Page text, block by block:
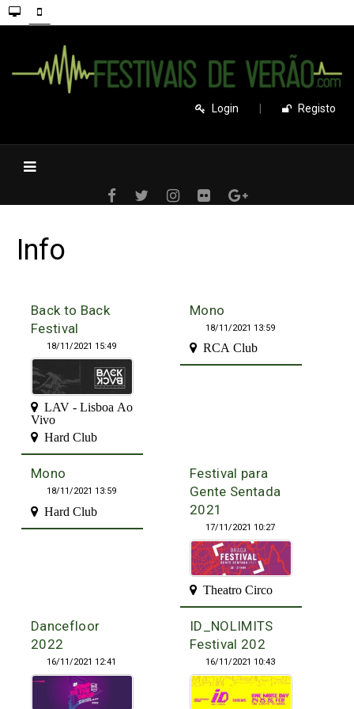
Login Registo
Info
Back to Back
Festival
18/11/2021 15:49
LAV - Lisboa Ao
Vivo
Hard Club
Mono
18/11/2021 13:59
RCA Club
Mono
18/11/2021 13:59
Hard Club
Festival para
Gente Sentada
2021
17/11/2021 10:27
Theatro Circo
Dancefloor
2022
16/11/2021 12:41
ID_NOLIMITS
Festival 202
16/11/2021 10:43